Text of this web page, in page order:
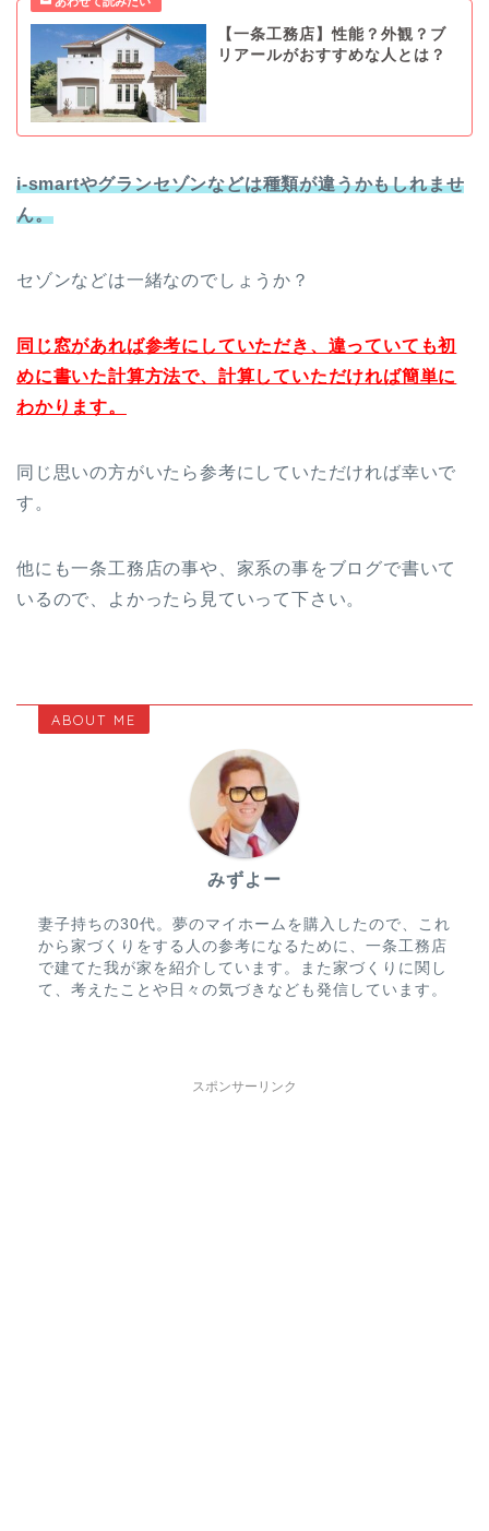
【一条工務店】性能？外観？ブ
リアールがおすすめな人とは？
i‐smartやグランセゾンなどは種類が違うかもしれませ
ん。
セゾンなどは一緒なのでしょうか？
同じ窓があれば参考にしていただき、違っていても初
めに書いた計算方法で、計算していただければ簡単に
わかります。
同じ思いの方がいたら参考にしていただければ幸いで
す。
他にも一条工務店の事や、家系の事をブログで書いて
いるので、よかったら見ていって下さい。
ABOUT ME
みずよー
妻子持ちの30代。夢のマイホームを購入したので、これ
から家づくりをする人の参考になるために、一条工務店
で建てた我が家を紹介しています。また家づくりに関し
て、考えたことや日々の気づきなども発信しています。
スポンサーリンク